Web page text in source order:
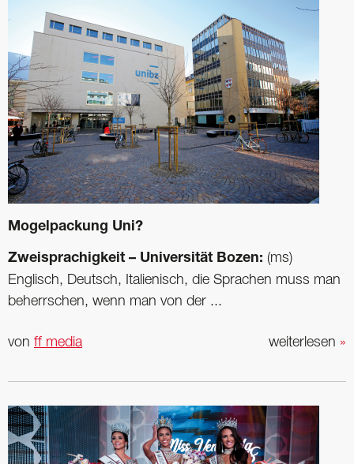
Mogelpackung Uni?
Zweisprachigkeit – Universität Bozen: (ms)
Englisch, Deutsch, Italienisch, die Sprachen muss man
beherrschen, wenn man von der ...
weiterlesen »
von ff media